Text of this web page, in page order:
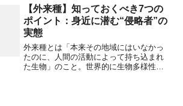
す。本記事では「身近で役に立つ」「知
っていると得する」観点で、一般の方に
もわかりやすくアミノ酸の働きを6つに分
けて解説します。科学の基本は大切にし
つつ、日常生活での使いどころや注意点
も盛り込みます。
【外来種】知っておくべき7つの
ポイント：身近に潜む“侵略者”の
実態
外来種とは「本来その地域にはいなかっ
たのに、人間の活動によって持ち込まれ
た生物」のこと。世界的に生物多様性を